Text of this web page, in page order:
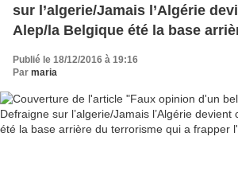
sur l’algerie/Jamais l’Algérie
Alep/la Belgique été la base
terrorisme qui a frapper l'Algérie
Publié le 18/12/2016 à 19:16
Par maria